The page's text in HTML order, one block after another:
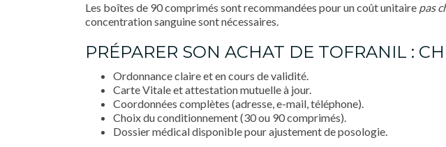
Les boîtes de 90 comprimés sont recommandées pour un coût unitaire pas
concentration sanguine sont nécessaires.
PRÉPARER SON ACHAT DE TOFRANIL :
Ordonnance claire et en cours de validité.
Carte Vitale et attestation mutuelle à jour.
Coordonnées complètes (adresse, e-mail, téléphone).
Choix du conditionnement (30 ou 90 comprimés).
Dossier médical disponible pour ajustement de posologie.